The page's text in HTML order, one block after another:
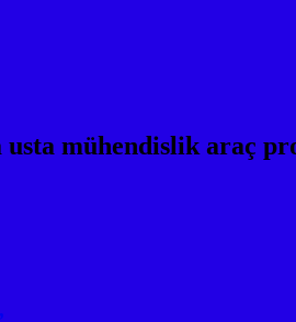
mühendislik araç